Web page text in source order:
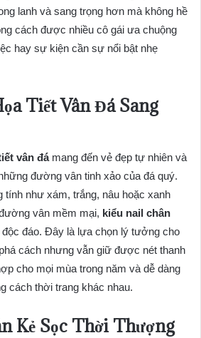
lanh và sang trọng hơn mà không hề
cách được nhiều cô gái ưa chuộng
hay sự kiện cần sự nổi bật nhẹ
Tiết Vân Đá Sang
vân đámang đến vẻ đẹp tự nhiên và
đường vân tinh xảo của đá quý.
tính như xám, trắng, nâu hoặc xanh
vân mềm mại, kiểu nail chân
đáo. Đây là lựa chọn lý tưởng cho
cách nhưng vẫn giữ được nét thanh
cho mọi mùa trong năm và dễ dàng
cách thời trang khác nhau.
Kẻ Sọc Thời Thượng